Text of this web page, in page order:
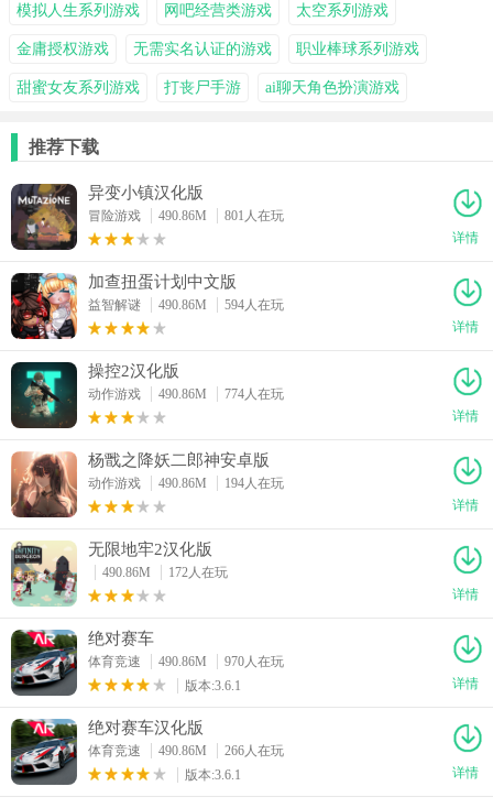
模拟人生系列游戏 网吧经营类游戏 太空系列游戏
金庸授权游戏 无需实名认证的游戏 职业棒球系列游戏
甜蜜女友系列游戏 打丧尸手游 ai聊天角色扮演游戏
推荐下载
异变小镇汉化版
冒险游戏 490.86M
801人在玩
详情
加查扭蛋计划中文版
益智解谜 490.86M
594人在玩
详情
操控2汉化版
动作游戏 490.86M
774人在玩
详情
杨戬之降妖二郎神安卓版
动作游戏 490.86M
194人在玩
详情
无限地牢2汉化版
490.86M
172人在玩
详情
绝对赛车
体育竞速 490.86M
970人在玩
版本:3.6.1
详情
绝对赛车汉化版
体育竞速 490.86M
266人在玩
版本:3.6.1
详情